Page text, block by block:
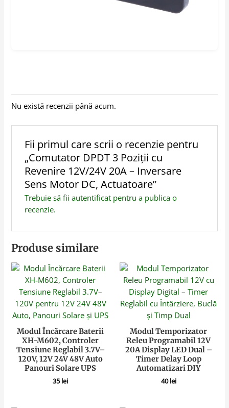
Nu există recenzii până acum.
Fii primul care scrii o recenzie pentru
„Comutator DPDT 3 Poziții cu
Revenire 12V/24V 20A – Inversare
Sens Motor DC, Actuatoare”
Trebuie să fii autentificatpentru a publica o
recenzie.
Produse similare
Modul Încărcare Baterii
XH-M602, Controler
Tensiune Reglabil 3.7V–
120V, 12V 24V 48V Auto
Panouri Solare UPS
35lei
Modul Temporizator
Releu Programabil 12V
20A Display LED Dual –
Timer Delay Loop
Automatizari DIY
40lei